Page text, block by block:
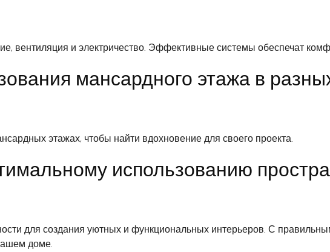
вентиляция и электричество. Эффективные системы обеспечат
мансардного этажа в
этажах, чтобы найти вдохновение для своего проекта.
использованию
для создания уютных и функциональных интерьеров. С
доме.